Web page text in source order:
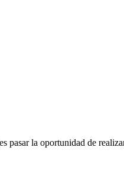
pasar la oportunidad de